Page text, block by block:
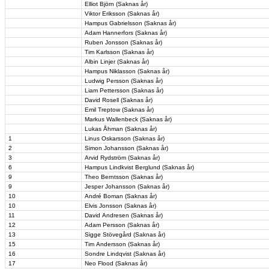
Elliot Björn (Saknas år)
Viktor Eriksson (Saknas år)
Hampus Gabrielsson (Saknas år)
Adam Hannerfors (Saknas år)
Ruben Jonsson (Saknas år)
Tim Karlsson (Saknas år)
Albin Linjer (Saknas år)
Hampus Niklasson (Saknas år)
Ludwig Persson (Saknas år)
Liam Pettersson (Saknas år)
David Rosell (Saknas år)
Emil Treptow (Saknas år)
Markus Wallenbeck (Saknas år)
Lukas Åhman (Saknas år)
1
Linus Oskarsson (Saknas år)
2
Simon Johansson (Saknas år)
3
Arvid Rydström (Saknas år)
6
Hampus Lindkvist Berglund (Saknas år)
9
Theo Berntsson (Saknas år)
9
Jesper Johansson (Saknas år)
10
André Boman (Saknas år)
10
Elvis Jonsson (Saknas år)
11
David Andresen (Saknas år)
12
Adam Persson (Saknas år)
13
Sigge Stövegård (Saknas år)
15
Tim Andersson (Saknas år)
16
Sondre Lindqvist (Saknas år)
17
Neo Flood (Saknas år)